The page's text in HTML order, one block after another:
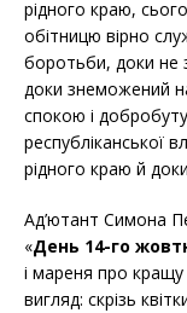
рідного краю,
обітницю вірно
боротьби, доки не
доки знеможений
спокою і
республіканської
рідного краю й
Ад’ютант Симона
«День 14-го
і мареня про
вигляд: скрізь